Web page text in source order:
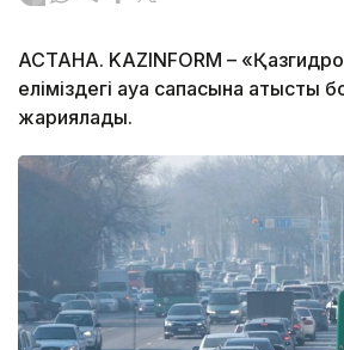
АСТАНА. KAZINFORM –
еліміздегі ауа сапасына қатысты
жариялады.